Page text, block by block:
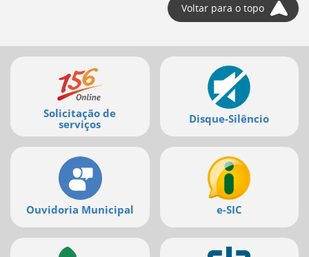
Voltar para o topo
Mais
serviços
Solicitação de
serviços
Disque-Silêncio
Ouvidoria Municipal e-SIC